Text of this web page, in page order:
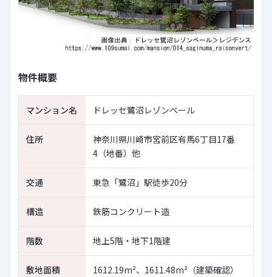
物件概要
マンション名 ドレッセ鷺沼レゾンベール
住所
神奈川県川崎市宮前区有馬6丁目17番
4（地番）他
交通 東急「鷺沼」駅徒歩20分
構造 鉄筋コンクリート造
階数 地上5階・地下1階建
敷地面積 1612.19m²、1611.48m²（建築確認）